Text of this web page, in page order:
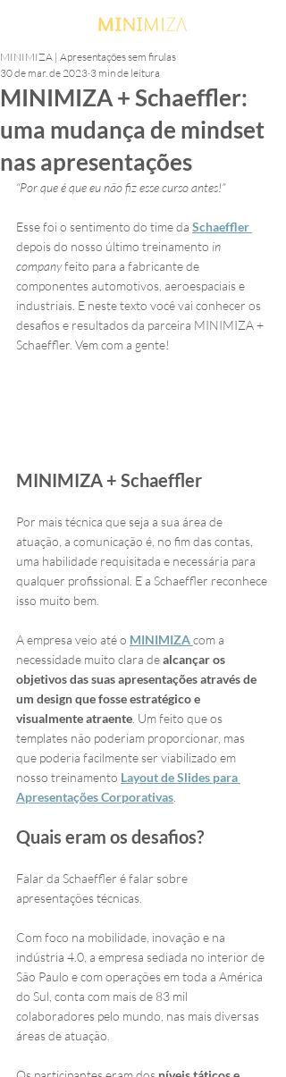
MINIMIZA + Schaeffler:
uma mudança de mindset
nas apresentações
MINIMIZA | Apresentações sem firulas
30 de mar. de 2023 3 min de leitura
“Por que é que eu não fiz esse curso antes!”
Esse foi o sentimento do time da Schaeffler
depois do nosso último treinamento in
company feito para a fabricante de
componentes automotivos, aeroespaciais e
industriais. E neste texto você vai conhecer os
desafios e resultados da parceira MINIMIZA +
Schaeffler. Vem com a gente!
MINIMIZA + Schaeffler
Por mais técnica que seja a sua área de
atuação, a comunicação é, no fim das contas,
uma habilidade requisitada e necessária para
qualquer profissional. E a Schaeffler reconhece
isso muito bem.
A empresa veio até o MINIMIZA com a
necessidade muito clara de alcançar os
objetivos das suas apresentações através de
um design que fosse estratégico e
visualmente atraente . Um feito que os
templates não poderiam proporcionar, mas
que poderia facilmente ser viabilizado em
nosso treinamento Layout de Slides para
Apresentações Corporativas
Quais eram os desafios?
Falar da Schaeffler é falar sobre
apresentações técnicas.
Com foco na mobilidade, inovação e na
indústria 4.0, a empresa sediada no interior de
São Paulo e com operações em toda a América
do Sul, conta com mais de 83 mil
colaboradores pelo mundo, nas mais diversas
áreas de atuação.